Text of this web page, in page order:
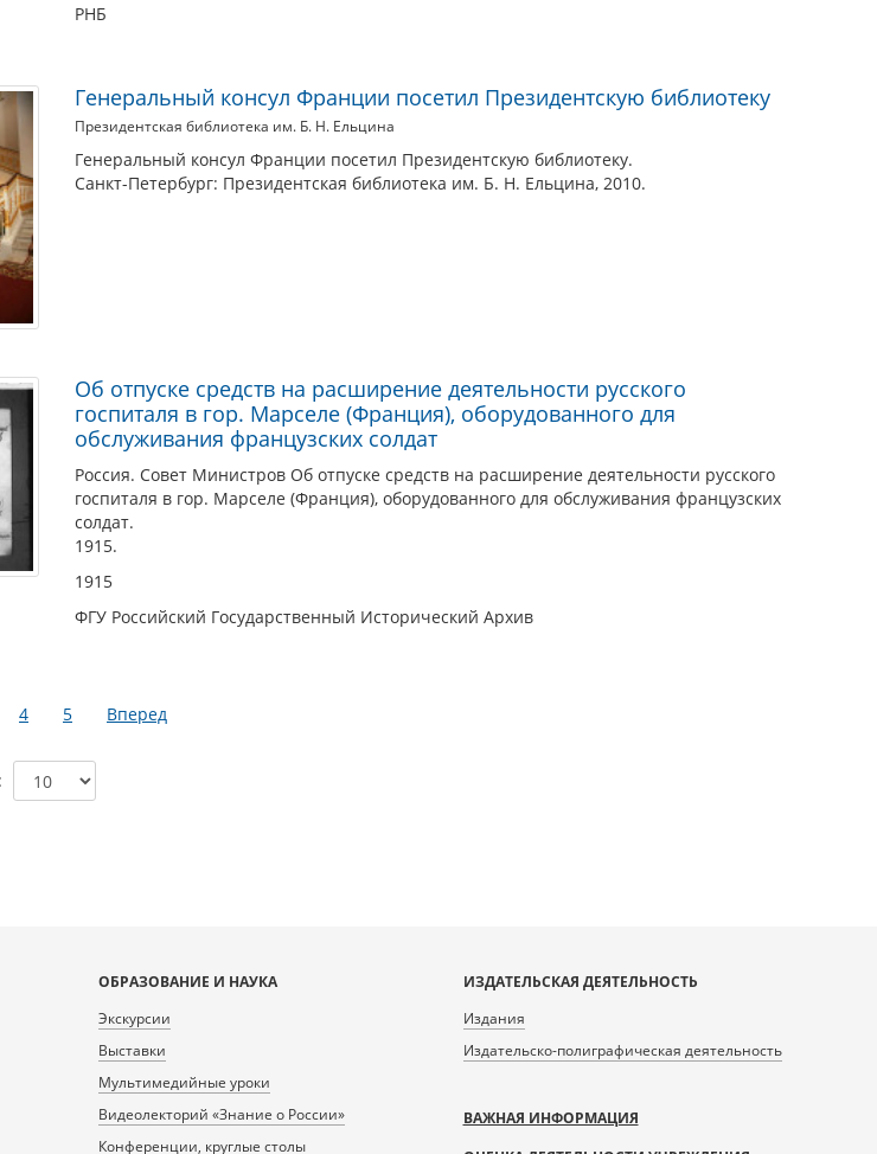
РНБ
Генеральный консул Франции посетил Президентскую библиотеку
Президентская библиотека им. Б. Н. Ельцина
Генеральный консул Франции посетил Президентскую библиотеку.
Санкт-Петербург: Президентская библиотека им. Б. Н. Ельцина, 2010.
Об отпуске средств на расширение деятельности русского
госпиталя в гор. Марселе (Франция), оборудованного для
обслуживания французских солдат
Россия. Совет Министров Об отпуске средств на расширение деятельности русского
госпиталя в гор. Марселе (Франция), оборудованного для обслуживания французских
солдат.
1915.
1915
ФГУ Российский Государственный Исторический Архив
4 5 Вперед
ОБРАЗОВАНИЕ И НАУКА
Экскурсии
Выставки
Мультимедийные уроки
Видеолекторий «Знание о России»
Конференции, круглые столы
ИЗДАТЕЛЬСКАЯ ДЕЯТЕЛЬНОСТЬ
Издания
Издательско-полиграфическая деятельность
ВАЖНАЯ ИНФОРМАЦИЯ